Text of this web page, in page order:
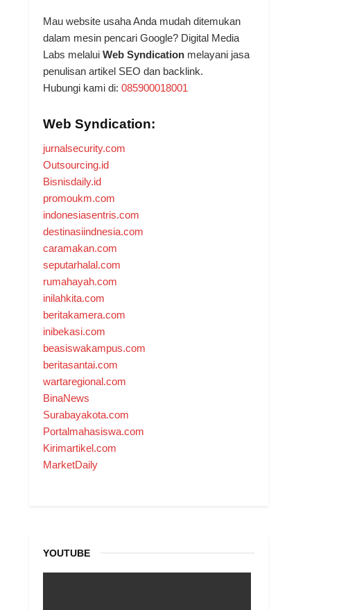
Mau website usaha Anda mudah ditemukan
dalam mesin pencari Google? Digital Media
Labs melalui Web Syndication melayani jasa
penulisan artikel SEO dan backlink.
Hubungi kami di: 085900018001
Web Syndication:
jurnalsecurity.com
Outsourcing.id
Bisnisdaily.id
promoukm.com
indonesiasentris.com
destinasiindnesia.com
caramakan.com
seputarhalal.com
rumahayah.com
inilahkita.com
beritakamera.com
inibekasi.com
beasiswakampus.com
beritasantai.com
wartaregional.com
BinaNews
Surabayakota.com
Portalmahasiswa.com
Kirimartikel.com
MarketDaily
YOUTUBE